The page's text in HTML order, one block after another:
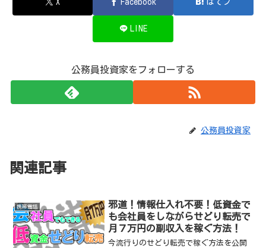
LINE
公務員投資家をフォローする
公務員投資家
関連記事
携帯電話
邪道！情報仕入れ不要！低資金で
も会社員をしながらせどり転売で
月７万円の副収入を稼ぐ方法！
今流行りのせどり転売で稼ぐ方法を公開